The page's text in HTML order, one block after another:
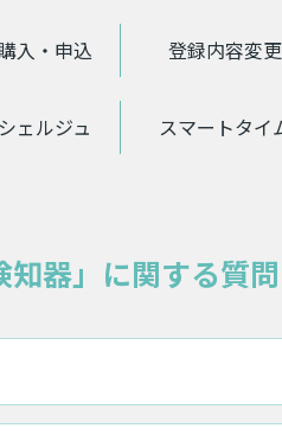
入・申込 登録内容変更
ェルジュ スマートタイ
知器」に関する質問